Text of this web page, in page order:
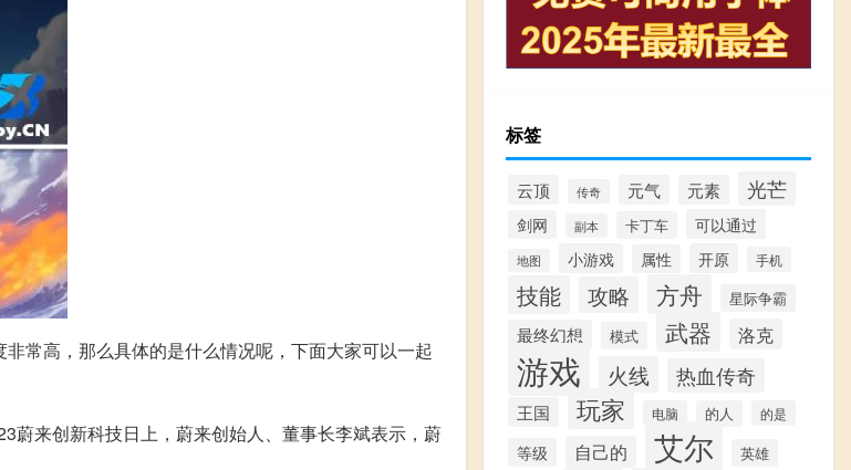
常高，那么具体的是什么情况呢，下面大家可以一起
蔚来创新科技日上，蔚来创始人、董事长李斌表示，蔚
标签
云顶 传奇 元气 元素 光芒
剑网 副本 卡丁车 可以通过
地图 小游戏 属性 开原 手机
技能 攻略 方舟 星际争霸
最终幻想 模式 武器 洛克
游戏 火线 热血传奇
王国 玩家 电脑 的人 的是
等级 自己的 艾尔
英雄